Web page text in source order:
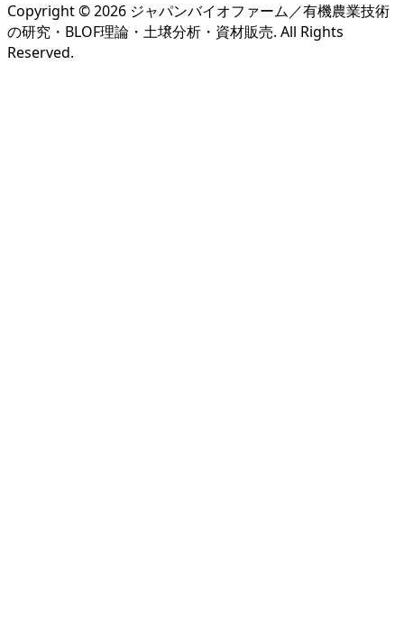
Copyright ©2026 ジャパンバイオファーム／有機農業技術
の研究・BLOF理論・土壌分析・資材販売. All Rights
Reserved.